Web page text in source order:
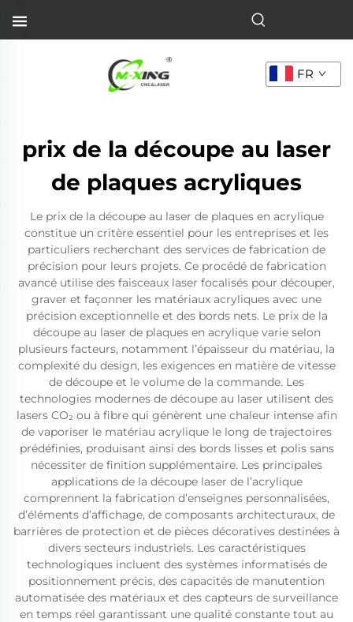
FR
prix de la découpe au laser
de plaques acryliques
Le prix de la découpe au laser de plaques en acrylique
constitue un critère essentiel pour les entreprises et les
particuliers recherchant des services de fabrication de
précision pour leurs projets. Ce procédé de fabrication
avancé utilise des faisceaux laser focalisés pour découper,
graver et façonner les matériaux acryliques avec une
précision exceptionnelle et des bords nets. Le prix de la
découpe au laser de plaques en acrylique varie selon
plusieurs facteurs, notamment l’épaisseur du matériau, la
complexité du design, les exigences en matière de vitesse
de découpe et le volume de la commande. Les
technologies modernes de découpe au laser utilisent des
lasers CO₂ ou à fibre qui génèrent une chaleur intense afin
de vaporiser le matériau acrylique le long de trajectoires
prédéfinies, produisant ainsi des bords lisses et polis sans
nécessiter de finition supplémentaire. Les principales
applications de la découpe laser de l’acrylique
comprennent la fabrication d’enseignes personnalisées,
d’éléments d’affichage, de composants architecturaux, de
barrières de protection et de pièces décoratives destinées à
divers secteurs industriels. Les caractéristiques
technologiques incluent des systèmes informatisés de
positionnement précis, des capacités de manutention
automatisée des matériaux et des capteurs de surveillance
en temps réel garantissant une qualité constante tout au